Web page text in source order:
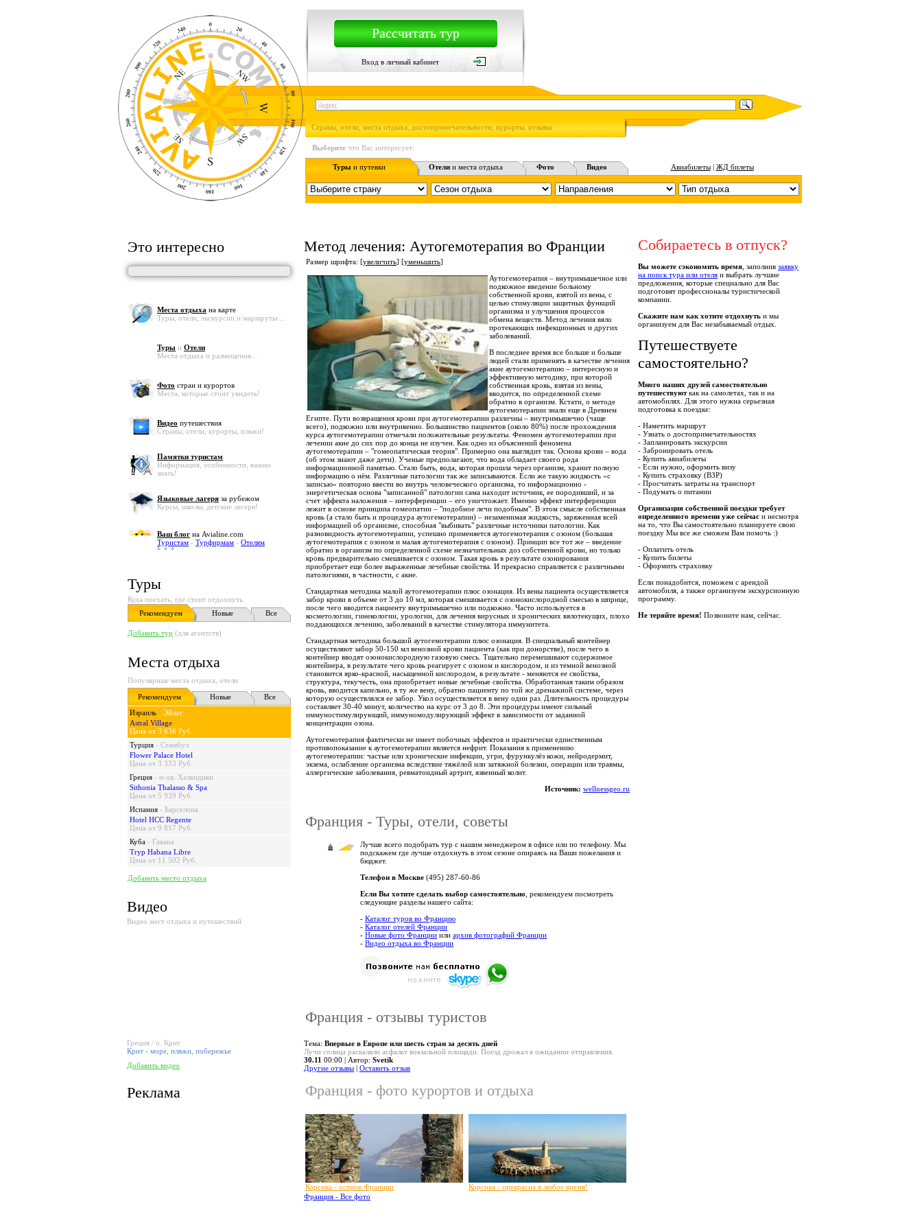
Рассчитать тур
Вход в личный кабинет
Страны, отели, места отдыха, достопримечательности, курорты, отзывы
Выберите что Вас интересует:
Турыи путевки Отели и места отдыха Фото Видео Авиабилеты| ЖД билеты
Это интересно
Места отдыха на карте
Туры, отели, экскурсии и маршруты ...
Туры и Отели
Места отдыха и размещения...
Фото стран и курортов
Места, которые стоит увидеть!
Видео путешествия
Страны, отели, курорты, пляжи!
Памятки туристам
Информация, особенности, важно
знать!
Языковые лагеря за рубежом
Курсы, школы, детские лагеря!
Ваш блог на Avialine.com
Туристам - Турфирмам - Отелям
Туры
Куда поехать, где стоит отдохнуть
Рекомендуем
Новые Все
Добавить тур (для агентств)
Места отдыха
Популярные места отдыха, отели
Рекомендуем
Новые
Все
Израиль - Эйлат
Astral Village
Цена от 3 636 Руб.
Турция - Стамбул
Flower Palace Hotel
Цена от 3 333 Руб.
Греция - п-ов. Халкидики
Sithonia Thalasso & Spa
Цена от 5 939 Руб.
Испания - Барселона
Hotel HCC Regente
Цена от 9 817 Руб.
Куба - Гавана
Tryp Habana Libre
Цена от 11 502 Руб.
Добавить место отдыха
Видео
Видео мест отдыха и путешествий
Греция / о. Крит
Крит - море, пляжи, побережье
Добавить видео
Реклама
Метод лечения: Аутогемотерапия во Франции
Размер шрифта: [увеличить] [уменьшить]
Аутогемотерапия – внутримышечное или
подкожное введение больному
собственной крови, взятой из вены, с
целью стимуляции защитных функций
организма и улучшения процессов
обмена веществ. Метод лечения вяло
протекающих инфекционных и других
заболеваний.
В последнее время все больше и больше
людей стали применять в качестве лечения
акне аутогемотерапию – интересную и
эффективную методику, при которой
собственная кровь, взятая из вены,
вводится, по определенной схеме
обратно в организм. Кстати, о методе
аутогемотерапии знали еще в Древнем
Египте. Пути возвращения крови при аутогемотерапии различны – внутримышечно (чаще
всего), подкожно или внутривенно. Большинство пациентов (около 80%) после прохождения
курса аутогемотерапии отмечали положительные результаты. Феномен аутогемотерапии при
лечении акне до сих пор до конца не изучен. Как одно из объяснений феномена
аутогемотерапии – "гомеопатическая теория". Примерно она выглядит так. Основа крови – вода
(об этом знают даже дети). Ученые предполагают, что вода обладает своего рода
информационной памятью. Стало быть, вода, которая прошла через организм, хранит полную
информацию о нём. Различные патологии так же записываются. Если же такую жидкость «с
записью» повторно ввести во внутрь человеческого организма, то информационно -
энергетическая основа "записанной" патологии сама находит источник, ее породивший, и за
счет эффекта наложения – интерференции – его уничтожает. Именно эффект интерференции
лежит в основе принципа гомеопатии – "подобное лечи подобным". В этом смысле собственная
кровь (а стало быть и процедура аутогемотерапии) – незаменимая жидкость, заряженная всей
информацией об организме, способная "выбивать" различные источники патологии. Как
разновидность аутогемотерапии, успешно применяется аутогемотерапия с озоном (большая
аутогемотерапия с озоном и малая аутогемотерапия с озоном). Принцип все тот же – введение
обратно в организм по определенной схеме незначительных доз собственной крови, но только
кровь предварительно смешивается с озоном. Такая кровь в результате озонирования
приобретает еще более выраженные лечебные свойства. И прекрасно справляется с различными
патологиями, в частности, с акне.
Стандартная методика малой аутогемотерапии плюс озонация. Из вены пациента осуществляется
забор крови в объеме от 3 до 10 мл, которая смешивается с озонокислородной смесью в шприце,
после чего вводится пациенту внутримышечно или подкожно. Часто используется в
косметологии, гинекологии, урологии, для лечения вирусных и хронических вялотекущих, плохо
поддающихся лечению, заболеваний в качестве стимулятора иммунитета.
Стандартная методика большой аутогемотерапии плюс озонация. В специальный контейнер
осуществляют забор 50-150 мл венозной крови пациента (как при донорстве), после чего в
контейнер вводят озонокислородную газовую смесь. Тщательно перемешивают содержимое
контейнера, в результате чего кровь реагирует с озоном и кислородом, и из темной венозной
становится ярко-красной, насыщенной кислородом, в результате - меняются ее свойства,
структура, текучесть, она приобретает новые лечебные свойства. Обработанная таким образом
кровь, вводится капельно, в ту же вену, обратно пациенту по той же дренажной системе, через
которую осуществлялся ее забор. Укол осуществляется в вену один раз. Длительность процедуры
составляет 30-40 минут, количество на курс от 3 до 8. Эти процедуры имеют сильный
иммуностимулирующий, иммуномодулирующий эффект в зависимости от заданной
концентрации озона.
Аутогемотерапия фактически не имеет побочных эффектов и практически единственным
противопоказание к аутогемотерапии является нефрит. Показания к применению
аутогемотерапии: частые или хронические инфекции, угри, фурункулёз кожи, нейродермит,
экзема, ослабление организма вследствие тяжёлой или затяжной болезни, операции или травмы,
аллергические заболевания, ревматоидный артрит, язвенный колит.
Источник: wellnessgeo.ru
Франция - Туры, отели, советы
Лучше всего подобрать тур с нашим менеджером в офисе или по телефону. Мы
подскажем где лучше отдохнуть в этом сезоне опираясь на Ваши пожелания и
бюджет.
Телефон в Москве (495) 287-60-86
Если Вы хотите сделать выбор самостоятельно , рекомендуем посмотреть
следующие разделы нашего сайта:
- Каталог туров во Францию
- Каталог отелей Франции
- Новые фото Франции или архив фотографий Франции
- Видео отдыха во Франции
Франция - отзывы туристов
Тема: Впервые в Европе или шесть стран за десять дней
Лучи солнца раскаляли асфальт вокзальной площади. Поезд дрожал в ожидании отправления.
30.11 00:00 | Автор: Svetik
Другие отзывы | Оставить отзыв
Франция - фото курортов и отдыха
Корсика - остров Франции
Корсика - прекрасна в любое время!
Франция - Все фото
Собираетесь в отпуск?
Вы можете сэкономить время , заполнив заявку
на поиск тура или отеля и выбрать лучшие
предложения, которые специально для Вас
подготовят профессионалы туристической
компании.
Скажите нам как хотите отдохнуть и мы
организуем для Вас незабываемый отдых.
Путешествуете
самостоятельно?
Много наших друзей самостоятельно
путешествуюткак на самолетах, так и на
автомобилях. Для этого нужна серьезная
подготовка к поездке:
- Наметить маршрут
- Узнать о достопримечательностях
- Запланировать экскурсии
- Забронировать отель
- Купить авиабилеты
- Если нужно, оформить визу
- Купить страховку (ВЗР)
- Просчитать затраты на транспорт
- Подумать о питании
Организация собственной поездки требует
определенного времени уже сейчас и несмотря
на то, что Вы самостоятельно планируете свою
поездку Мы все же сможем Вам помочь :)
- Оплатить отель
- Купить билеты
- Оформить страховку
Если понадобится, поможем с арендой
автомобиля, а также организуем экскурсионную
программу.
Не теряйте время! Позвоните нам, сейчас.